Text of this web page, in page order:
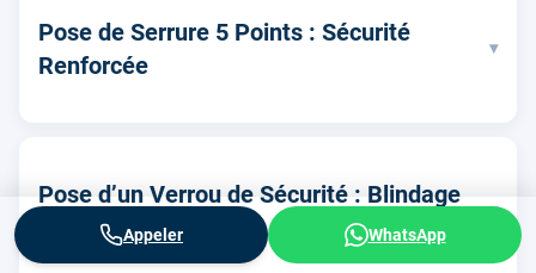
Pose de Serrure 5 Points : Sécurité
Renforcée
▾
Pose d’un Verrou de Sécurité : Blindage
Complémentaire
▾
Appeler
WhatsApp